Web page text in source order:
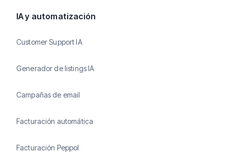
IA y automatización
Customer Support IA
Generador de listings IA
Campañas de email
Facturación automática
Facturación Peppol